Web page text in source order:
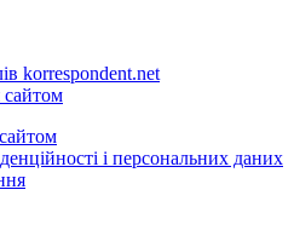
korrespondent.net
сайтом
і персональних даних